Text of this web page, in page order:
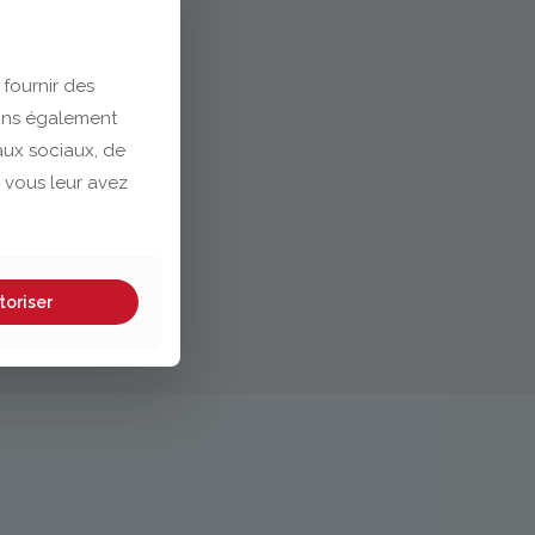
des
également
sociaux, de
leur avez